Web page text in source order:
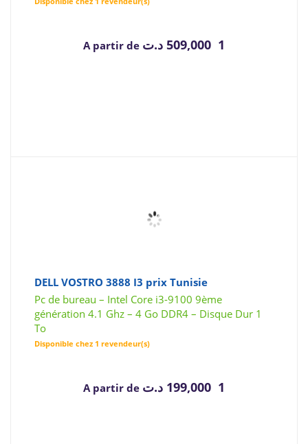
A partir de 1 509,000 د.ت
DELL VOSTRO 3888 I3 prix Tunisie
Pc de bureau – Intel Core i3-9100 9ème
génération 4.1 Ghz – 4 Go DDR4 – Disque Dur 1
To
Disponible chez 1 revendeur(s)
A partir de 1 199,000 د.ت